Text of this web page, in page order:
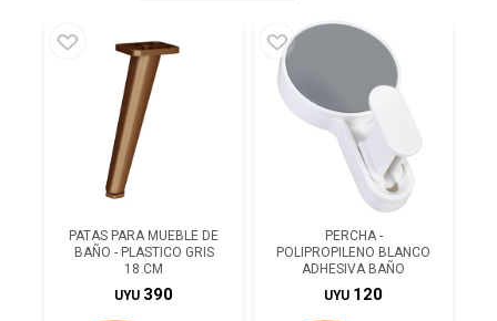
PATAS PARA MUEBLE DE
BAÑO - PLASTICO GRIS
18 CM
UYU 390
PERCHA -
POLIPROPILENO BLANCO
ADHESIVA BAÑO
UYU 120